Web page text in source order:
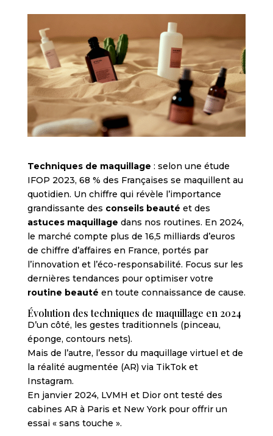
Techniques de maquillage : selon une étude
IFOP 2023, 68 % des Françaises se maquillent au
quotidien. Un chiffre qui révèle l’importance
grandissante des conseils beauté et des
astuces maquillage dans nos routines. En 2024,
le marché compte plus de 16,5 milliards d’euros
de chiffre d’affaires en France, portés par
l’innovation et l’éco-responsabilité. Focus sur les
dernières tendances pour optimiser votre
routine beauté en toute connaissance de cause.
Évolution des techniques de maquillage en 2024
D’un côté, les gestes traditionnels (pinceau,
éponge, contours nets).
Mais de l’autre, l’essor du maquillage virtuel et de
la réalité augmentée (AR) via TikTok et
Instagram.
En janvier 2024, LVMH et Dior ont testé des
cabines AR à Paris et New York pour offrir un
essai « sans touche ».